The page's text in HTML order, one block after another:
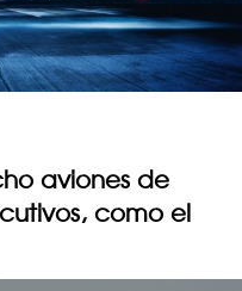
aviones de
como el